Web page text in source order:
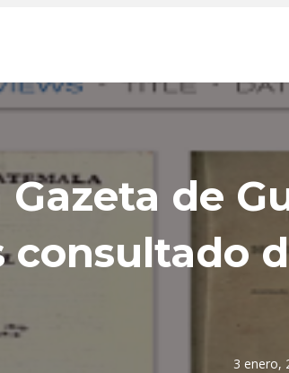
Gazeta de
consultado
3 enero,